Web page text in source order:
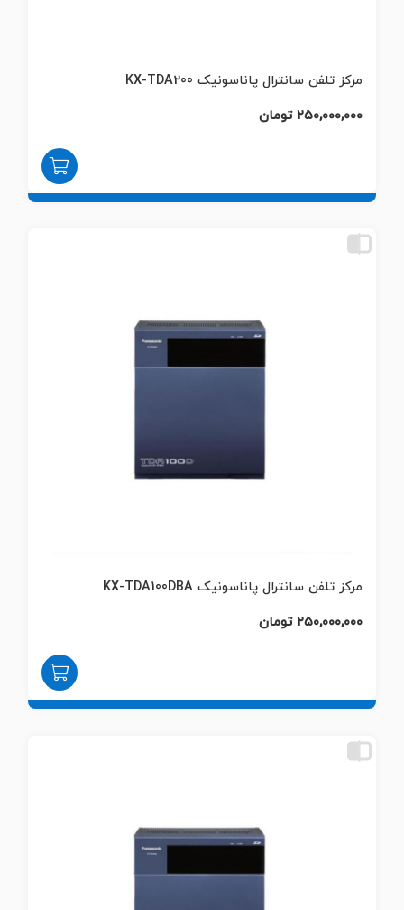
مرکز تلفن سانترال پاناسونیک KX-TDA200
۲۵۰,۰۰۰,۰۰۰ تومان
مرکز تلفن سانترال پاناسونیک KX-TDA100DBA
۲۵۰,۰۰۰,۰۰۰ تومان